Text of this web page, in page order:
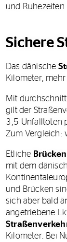
und Ruhezeiten.
Sichere
Das dänische
Kilometer,
Mit
gilt der
3,5 Unfalltoten
Zum Vergleich:
Etliche Brücken
mit dem
und Brücken
sich aber bald
angetriebene
Kilometer. Bei